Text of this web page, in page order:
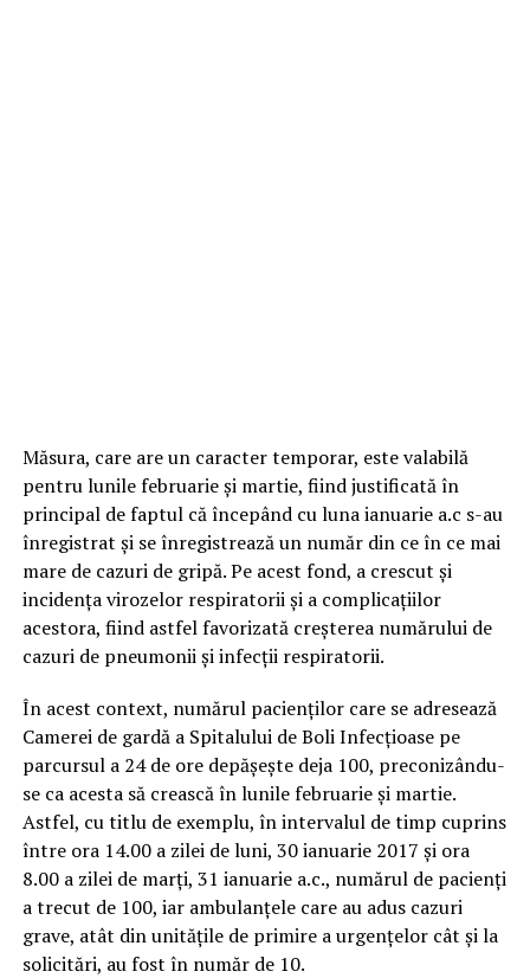
Măsura, care are un caracter temporar, este valabilă
pentru lunile februarie şi martie, fiind justificată în
principal de faptul că începând cu luna ianuarie a.c s-au
înregistrat şi se înregistrează un număr din ce în ce mai
mare de cazuri de gripă. Pe acest fond, a crescut şi
incidenţa virozelor respiratorii şi a complicaţiilor
acestora, fiind astfel favorizată creşterea numărului de
cazuri de pneumonii şi infecţii respiratorii.
În acest context, numărul pacienţilor care se adresează
Camerei de gardă a Spitalului de Boli Infecţioase pe
parcursul a 24 de ore depăşeşte deja 100, preconizându-
se ca acesta să crească în lunile februarie şi martie.
Astfel, cu titlu de exemplu, în intervalul de timp cuprins
între ora 14.00 a zilei de luni, 30 ianuarie 2017 şi ora
8.00 a zilei de marţi, 31 ianuarie a.c., numărul de pacienţi
a trecut de 100, iar ambulanţele care au adus cazuri
grave, atât din unităţile de primire a urgenţelor cât şi la
solicitări, au fost în număr de 10.